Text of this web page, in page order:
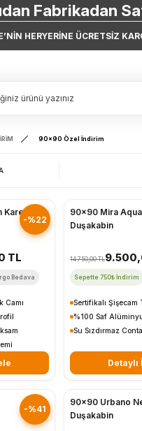
Fabrikadan
0 Vade Farkı
Fabrikadan
HERYERİNE ÜCRETSİZ
90x90 Özel İndirim
-%22
Kare
TL
Bedava
Camı
90x90 Mira
Duşakabin
14.750,00 TL
Sepette 750₺ İndirim
Sertifikalı Şişecam
%100 Saf
Su Sızdırmaz
Detaylı
-%41
90x90 Urbano
Duşakabin